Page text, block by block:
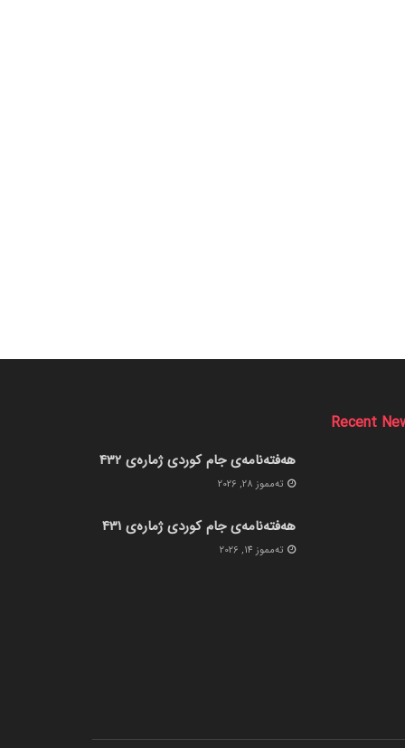
Recent
هەفتەنامەی جام کوردی ژمارەی 432
ته‌مموز 28, 2026
هەفتەنامەی جام کوردی ژمارەی 431
ته‌مموز 14, 2026